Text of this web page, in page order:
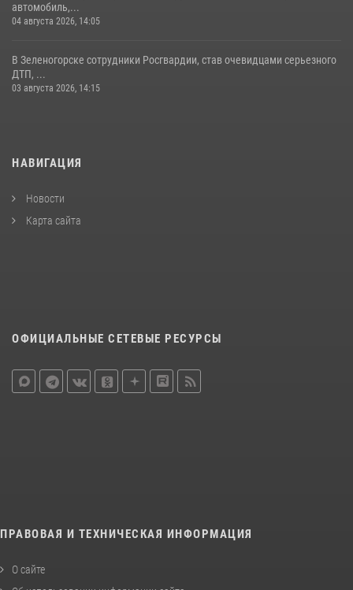
автомобиль,...
04 августа 2026, 14:05
В Зеленогорске сотрудники Росгвардии, став очевидцами серьезного
ДТП, ...
03 августа 2026, 14:15
НАВИГАЦИЯ
Новости
Карта сайта
ОФИЦИАЛЬНЫЕ СЕТЕВЫЕ РЕСУРСЫ
ПРАВОВАЯ И ТЕХНИЧЕСКАЯ ИНФОРМАЦИЯ
О сайте